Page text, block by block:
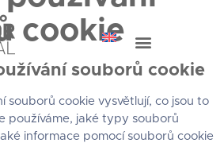
cookie
souborů cookie
souborů cookie vysvětlují, co jsou to
používáme, jaké typy souborů
informace pomocí souborů cookie